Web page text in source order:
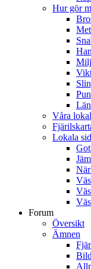
Hur gör
Våra
Lokala
Forum
Översikt
Ämnen